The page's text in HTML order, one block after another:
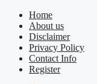
Skip
content
Home
About us
Disclaimer
Privacy Policy
Contact Info
Register